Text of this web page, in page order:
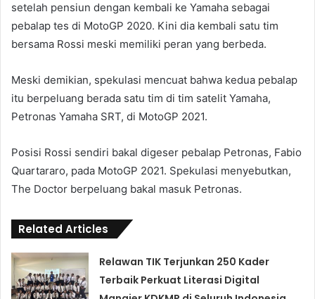
setelah pensiun dengan kembali ke Yamaha sebagai
pebalap tes di MotoGP 2020. Kini dia kembali satu tim
bersama Rossi meski memiliki peran yang berbeda.
Meski demikian, spekulasi mencuat bahwa kedua pebalap
itu berpeluang berada satu tim di tim satelit Yamaha,
Petronas Yamaha SRT, di MotoGP 2021.
Posisi Rossi sendiri bakal digeser pebalap Petronas, Fabio
Quartararo, pada MotoGP 2021. Spekulasi menyebutkan,
The Doctor berpeluang bakal masuk Petronas.
Related Articles
Relawan TIK Terjunkan 250 Kader
Terbaik Perkuat Literasi Digital